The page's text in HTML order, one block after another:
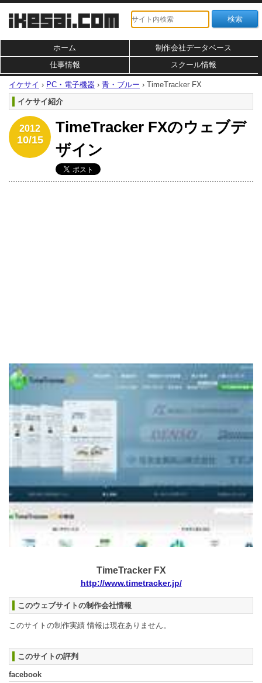
ホーム
制作会社データベース
仕事情報
スクール情報
イケサイ › PC・電子機器 › 青・ブルー › TimeTracker FX
イケサイ紹介
2012
10/15
TimeTracker FXのウェブデ
ザイン
TimeTracker FX
http://www.timetracker.jp/
このウェブサイトの制作会社情報
このサイトの制作実績 情報は現在ありません。
このサイトの評判
facebook